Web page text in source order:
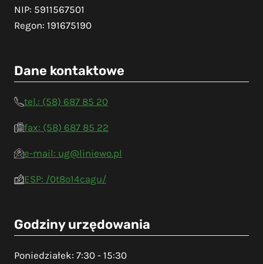
NIP: 5911567501
Regon: 191675190
Dane kontaktowe
tel.: (58) 687 85 20
fax: (58) 687 85 22
e-mail: ug@liniewo.pl
ESP: /0t8o14cagu/
Godziny urzędowania
Poniedziałek: 7:30 - 15:30